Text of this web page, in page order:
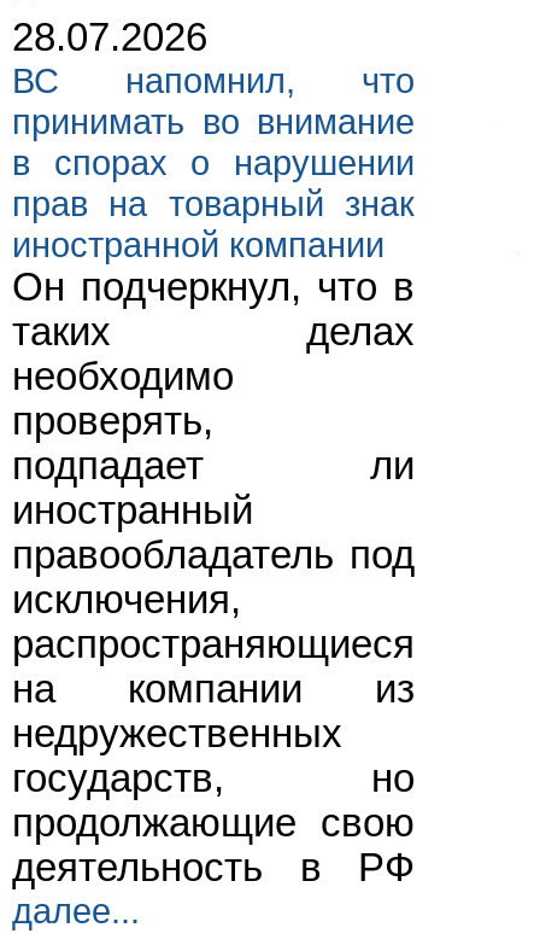
28.07.2026
ВС напомнил, что
принимать во внимание
в спорах о нарушении
прав на товарный знак
иностранной компании
Он подчеркнул, что в
таких делах
необходимо
проверять,
подпадает ли
иностранный
правообладатель под
исключения,
распространяющиеся
на компании из
недружественных
государств, но
продолжающие свою
деятельность в РФ
далее...